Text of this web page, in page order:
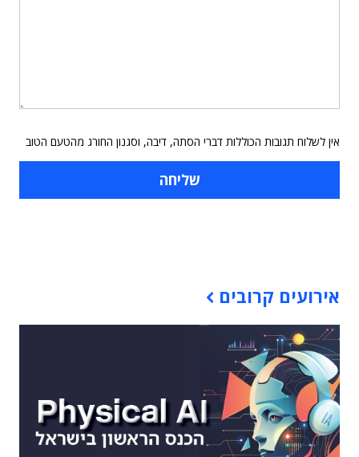
אין לשלוח תגובות הכוללות דברי הסתה, דיבה, וסגנון החורג מהטעם הטוב
אירועים קרובים